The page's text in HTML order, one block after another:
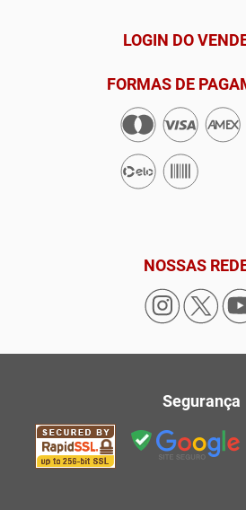
LOGIN DO
FORMAS DE
NOSSAS
Segurança